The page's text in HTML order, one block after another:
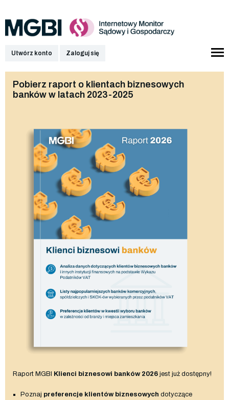
Utwórz konto Zaloguj się
Pobierz raport o klientach biznesowych
banków w latach 2023-2025
Raport MGBI Klienci biznesowi banków 2026 jest już dostępny!
Poznaj preferencje klientów biznesowych dotyczące